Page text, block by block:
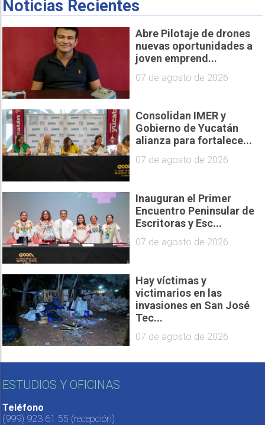
Noticias Recientes
Abre Pilotaje de drones
nuevas oportunidades a
joven emprend...
07 de agosto de 2026
Consolidan IMER y
Gobierno de Yucatán
alianza para fortalece...
07 de agosto de 2026
Inauguran el Primer
Encuentro Peninsular de
Escritoras y Esc...
07 de agosto de 2026
Hay víctimas y
victimarios en las
invasiones en San José
Tec...
07 de agosto de 2026
ESTUDIOS Y OFICINAS
Teléfono
(999) 923 61 55 (recepción)